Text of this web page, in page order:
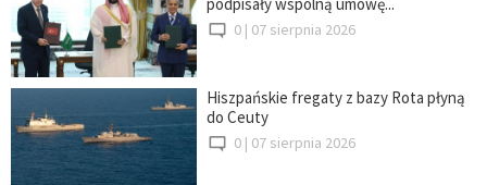
0 | 07 sierpnia 2026
Hiszpańskie fregaty z bazy Rota płyną
do Ceuty
0 | 07 sierpnia 2026